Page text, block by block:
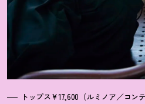
トップス¥17,600（ルミノア／コン